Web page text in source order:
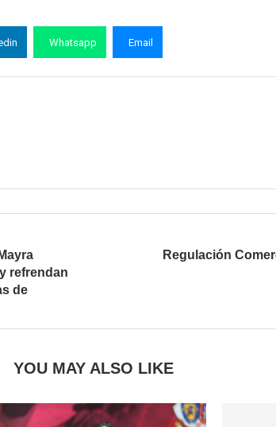
Whatsapp Email
refrendan
de
Regulación
YOU MAY ALSO LIKE